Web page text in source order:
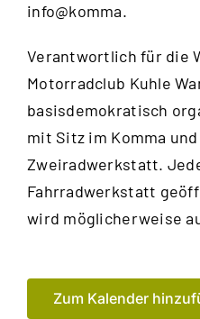
info@komma.
Verantwortlich für die
Motorradclub Kuhle
basisdemokratisch
mit Sitz im Komma
Zweiradwerkstatt.
Fahrradwerkstatt
wird möglicherweise
Zum Kalender